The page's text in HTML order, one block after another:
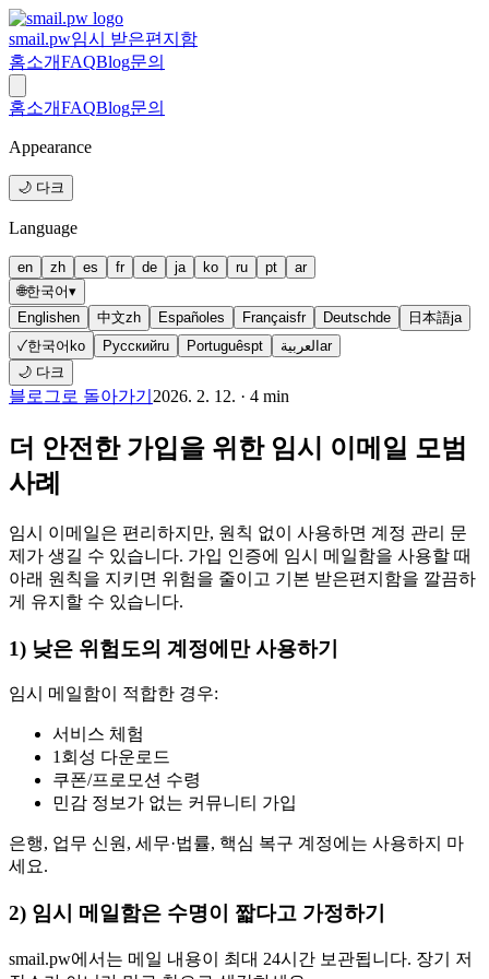
smail.pw임시 받은편지함
홈소개FAQBlog문의
홈소개FAQBlog문의
Appearance
🌙 다크
Language
en zh es fr de ja ko ru pt
ar
🌐한국어▾
Englishen 中文zh Español es Françaisfr Deutschde 日本語ja
✓한국어 ko Русскийru Portuguêspt العربية ar
🌙 다크
블로그로 돌아가기 2026. 2. 12. · 4 min
더 안전한 가입을 위한 임시 이메일 모범
사례
임시 이메일은 편리하지만, 원칙 없이 사용하면 계정 관리 문
제가 생길 수 있습니다. 가입 인증에 임시 메일함을 사용할 때
아래 원칙을 지키면 위험을 줄이고 기본 받은편지함을 깔끔하
게 유지할 수 있습니다.
1) 낮은 위험도의 계정에만 사용하기
임시 메일함이 적합한 경우:
서비스 체험
1회성 다운로드
쿠폰/프로모션 수령
민감 정보가 없는 커뮤니티 가입
은행, 업무 신원, 세무·법률, 핵심 복구 계정에는 사용하지 마
세요.
2) 임시 메일함은 수명이 짧다고 가정하기
smail.pw에서는 메일 내용이 최대 24시간 보관됩니다. 장기 저